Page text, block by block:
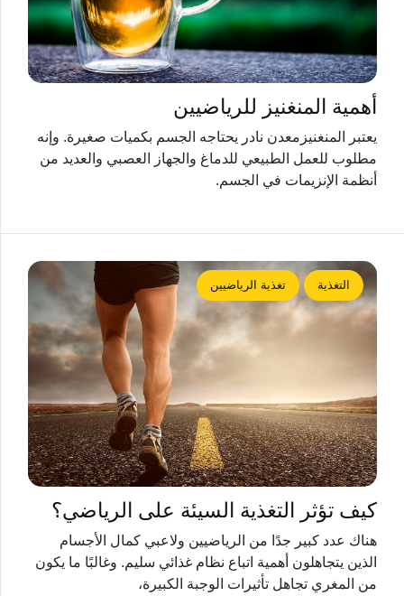
أهمية المنغنيز للرياضيين
يعتبر المنغنيزمعدن نادر يحتاجه الجسم بكميات صغيرة. وإنه
مطلوب للعمل الطبيعي للدماغ والجهاز العصبي والعديد من
أنظمة الإنزيمات في الجسم.
التغذية تغذية الرياضيين
كيف تؤثر التغذية السيئة على الرياضي؟
هناك عدد كبير جدًا من الرياضيين ولاعبي كمال الأجسام
الذين يتجاهلون أهمية اتباع نظام غذائي سليم. وغالبًا ما يكون
من المغري تجاهل تأثيرات الوجبة الكبيرة،